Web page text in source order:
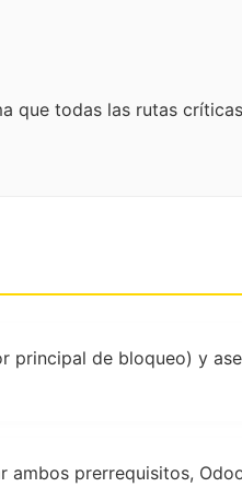
que todas las rutas
principal de bloqueo) y
ambos prerrequisitos,